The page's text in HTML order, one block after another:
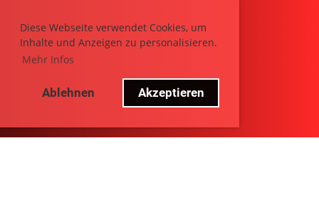
Diese Webseite verwendet Cookies, um
Inhalte und Anzeigen zu personalisieren.
Mehr Infos
Ablehnen Akzeptieren